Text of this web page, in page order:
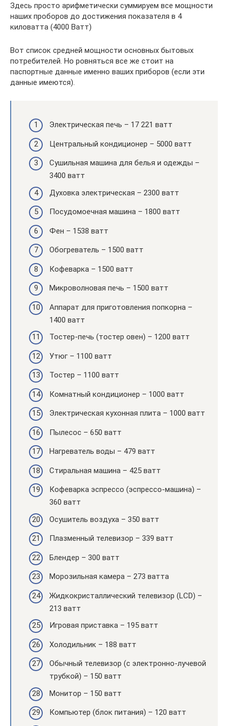
Здесь просто арифметически суммируем все мощности
наших проборов до достижения показателя в 4
киловатта (4000 Ватт)
Вот список средней мощности основных бытовых
потребителей. Но ровняться все же стоит на
паспортные данные именно ваших приборов (если эти
данные имеются).
Электрическая печь – 17 221 ватт
Центральный кондиционер – 5000 ватт
Сушильная машина для белья и одежды –
3400 ватт
Духовка электрическая – 2300 ватт
Посудомоечная машина – 1800 ватт
Фен – 1538 ватт
Обогреватель – 1500 ватт
Кофеварка – 1500 ватт
Микроволновая печь – 1500 ватт
Аппарат для приготовления попкорна –
1400 ватт
Тостер-печь (тостер овен) – 1200 ватт
Утюг – 1100 ватт
Тостер – 1100 ватт
Комнатный кондиционер – 1000 ватт
Электрическая кухонная плита – 1000 ватт
Пылесос – 650 ватт
Нагреватель воды – 479 ватт
Стиральная машина – 425 ватт
Кофеварка эспрессо (эспрессо-машина) –
360 ватт
Осушитель воздуха – 350 ватт
Плазменный телевизор – 339 ватт
Блендер – 300 ватт
Морозильная камера – 273 ватта
Жидкокристаллический телевизор (LCD) –
213 ватт
Игровая приставка – 195 ватт
Холодильник – 188 ватт
Обычный телевизор (с электронно-лучевой
трубкой) – 150 ватт
Монитор – 150 ватт
Компьютер (блок питания) – 120 ватт